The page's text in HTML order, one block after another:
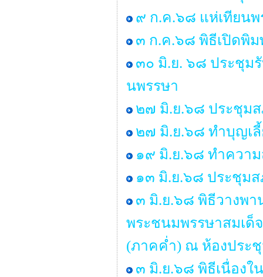
๙ ก.ค.๖๘ แห่เทียน
๓ ก.ค.๖๘ พิธีเปิดพิ
๓๐ มิ.ย. ๖๘ ประชุม
นพรรษา
๒๗ มิ.ย.๖๘ ประชุม
๒๗ มิ.ย.๖๘ ทำบุญเลี้
๑๙ มิ.ย.๖๘ ทำควา
๑๓ มิ.ย.๖๘ ประชุมส
๓ มิ.ย.๖๘ พิธีวางพา
พระชนมพรรษาสมเด็
(ภาคค่ำ) ณ ห้องประ
๓ มิ.ย.๖๘ พิธีเนื่องใ